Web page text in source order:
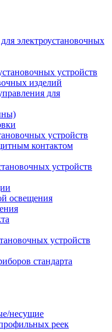
электроустановочных
устройств
изделий
для
устройств
контактом
устройств
освещения
устройств
стандарта
несущие
реек